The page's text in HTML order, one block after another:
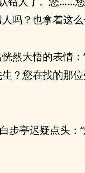
吗？也拿着这么
恍然大悟的表情
？您在找的那
步亭迟疑点头：